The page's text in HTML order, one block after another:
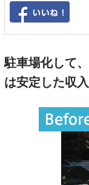
駐車場化して
は安定した収